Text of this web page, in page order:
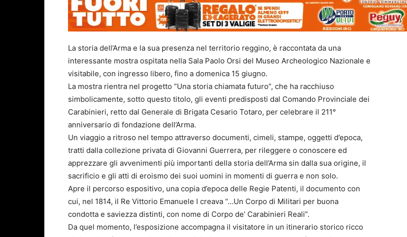
La storia dell’Arma e la sua presenza nel territorio reggino, è raccontata da una
interessante mostra ospitata nella Sala Paolo Orsi del Museo Archeologico Nazionale e
visitabile, con ingresso libero, fino a domenica 15 giugno.
La mostra rientra nel progetto “Una storia chiamata futuro”, che ha racchiuso
simbolicamente, sotto questo titolo, gli eventi predisposti dal Comando Provinciale dei
Carabinieri, retto dal Generale di Brigata Cesario Totaro, per celebrare il 211°
anniversario di fondazione dell’Arma.
Un viaggio a ritroso nel tempo attraverso documenti, cimeli, stampe, oggetti d’epoca,
tratti dalla collezione privata di Giovanni Guerrera, per rileggere o conoscere ed
apprezzare gli avvenimenti più importanti della storia dell’Arma sin dalla sua origine, il
sacrificio e gli atti di eroismo dei suoi uomini in momenti di guerra e non solo.
Apre il percorso espositivo, una copia d’epoca delle Regie Patenti, il documento con
cui, nel 1814, il Re Vittorio Emanuele I creava “…Un Corpo di Militari per buona
condotta e saviezza distinti, con nome di Corpo de’ Carabinieri Reali”.
Da quel momento, l’esposizione accompagna il visitatore in un itinerario storico ricco